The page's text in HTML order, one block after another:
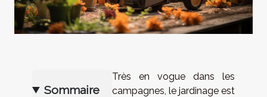
Sommaire
Très en vogue dans les
campagnes, le jardinage est